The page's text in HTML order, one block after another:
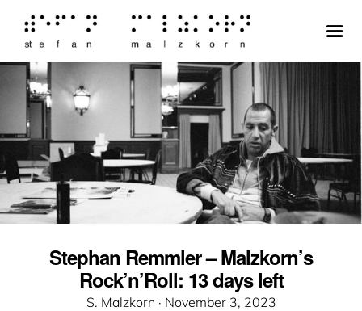
Stephan Remmler – Malzkorn’s
Rock’n’Roll: 13 days left
S. Malzkorn · Veröffentlicht
November 3, 2023